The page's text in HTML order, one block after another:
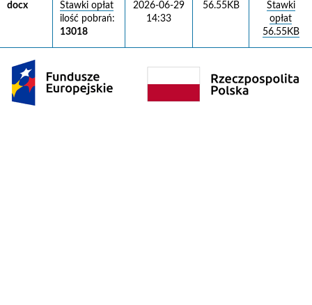
docx
Stawki opłat
ilość pobrań:
13018
2026-06-29
14:33
56.55KB
Stawki
opłat
56.55KB